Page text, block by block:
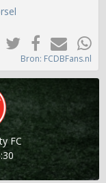
Bron: FCDBFans.nl
FC